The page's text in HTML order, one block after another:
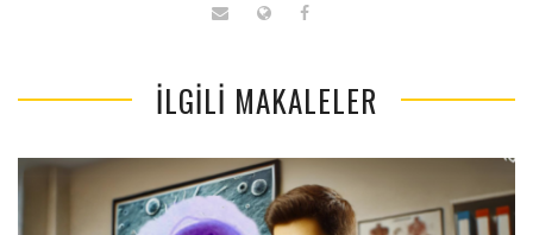
İLGILI MAKALELER